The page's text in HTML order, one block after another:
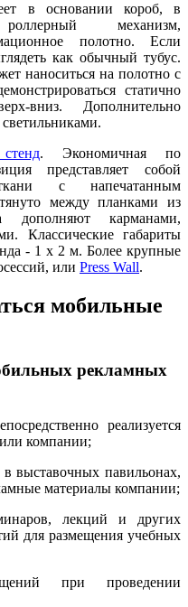
в основании короб, в
механизм,
полотно. Если
как обычный тубус.
наноситься на полотно с
статично
вниз. Дополнительно
. Экономичная по
представляет собой
с напечатанным
между планками из
дополняют карманами,
Классические габариты
- 1 х 2 м. Более крупные
или Press Wall.
мобильные
рекламных
реализуется
компании;
в выставочных павильонах,
материалы компании;
лекций и других
для размещения учебных
при проведении